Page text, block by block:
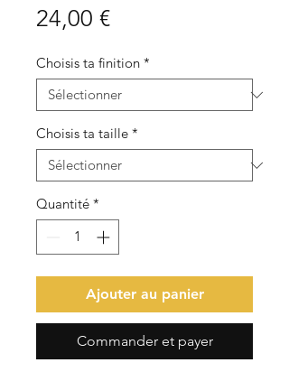
24,00 €Prix
Choisis ta finition *
Choisis ta taille *
Quantité *
Ajouter au panier
Commander et payer